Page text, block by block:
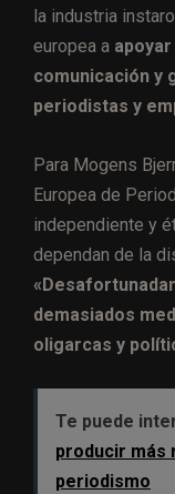
la industria
europea a
comunicación y
periodistas y
Para Mogens
Europea de
independiente y
dependan de la
demasiados
oligarcas y
Te puede
producir más
periodismo